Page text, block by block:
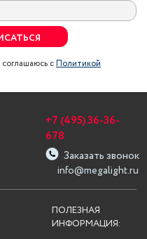
сПолитикой
info@megalight.ru
+7 (495) 36-36-
678
Заказать звонок
ПОЛЕЗНАЯ
ИНФОРМАЦИЯ: